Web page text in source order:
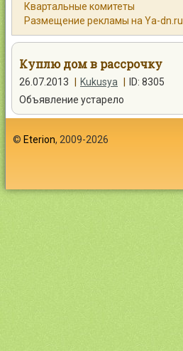
Помощь
Контакты
Квартальные комитеты
Размещение рекламы на Ya-dn.ru
Куплю дом в рассрочку
26.07.2013 Kukusya
ID: 8305
Объявление устарело
© Eterion, 2009-2026